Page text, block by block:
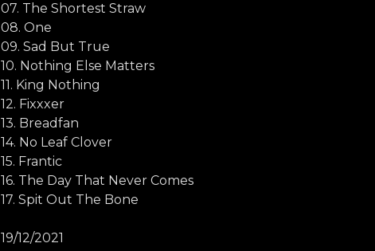
07. The Shortest Straw
08. One
09. Sad But True
10. Nothing Else Matters
11. King Nothing
12. Fixxxer
13. Breadfan
14. No Leaf Clover
15. Frantic
16. The Day That Never Comes
17. Spit Out The Bone
19/12/2021